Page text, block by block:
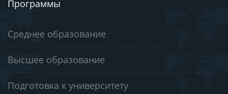
Программы
Среднее образование
Высшее образование
Подготовка к университету